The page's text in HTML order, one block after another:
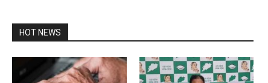
HOT NEWS